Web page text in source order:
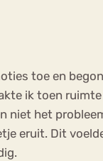
toe en
ik toen
niet het
eruit. Dit